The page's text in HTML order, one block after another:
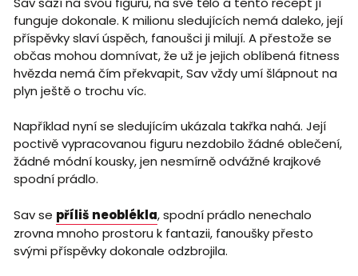
funguje dokonale. K milionu sledujících nemá daleko, její
příspěvky slaví úspěch, fanoušci ji milují. A přestože se
občas mohou domnívat, že už je jejich oblíbená fitness
hvězda nemá čím překvapit, Sav vždy umí šlápnout na
plyn ještě o trochu víc.
Například nyní se sledujícím ukázala takřka nahá. Její
poctivě vypracovanou figuru nezdobilo žádné oblečení,
žádné módní kousky, jen nesmírně odvážné krajkové
spodní prádlo.
Sav se příliš neoblékla, spodní prádlo nenechalo
zrovna mnoho prostoru k fantazii, fanoušky přesto
svými příspěvky dokonale odzbrojila.